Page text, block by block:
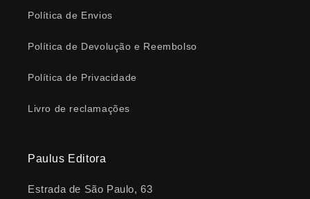
Política de Envios
Política de Devolução e Reembolso
Política de Privacidade
Livro de reclamações
Paulus Editora
Estrada de São Paulo, 63